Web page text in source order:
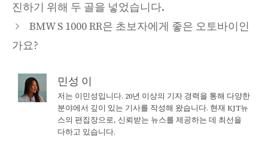
진하기 위해 두 골을 넣었습니다.
BMW S 1000 RR은 초보자에게 좋은 오토바이인
가요?
민성 이
저는 이민성입니다. 20년 이상의 기자 경력을 통해 다양한
분야에서 깊이 있는 기사를 작성해 왔습니다. 현재 KJT뉴
스의 편집장으로, 신뢰받는 뉴스를 제공하는 데 최선을
다하고 있습니다.